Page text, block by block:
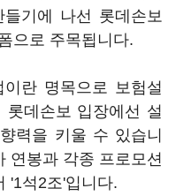
기에 나선 롯데손보
으로 주목됩니다.
란 명목으로 보험설
데손보 입장에선 설
력을 키울 수 있습니
연봉과 각종 프로모션
'1석2조'입니다.